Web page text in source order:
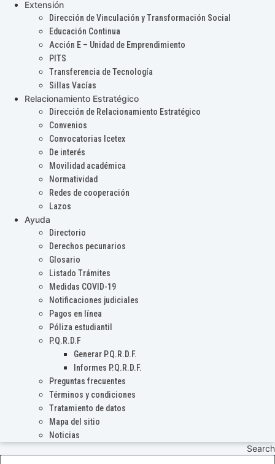
Extensión
Dirección de Vinculación y Transformación Social
Educación Continua
Acción E – Unidad de Emprendimiento
PITS
Transferencia de Tecnología
Sillas Vacías
Relacionamiento Estratégico
Dirección de Relacionamiento Estratégico
Convenios
Convocatorias Icetex
De interés
Movilidad académica
Normatividad
Redes de cooperación
Lazos
Ayuda
Directorio
Derechos pecunarios
Glosario
Listado Trámites
Medidas COVID-19
Notificaciones judiciales
Pagos en línea
Póliza estudiantil
P.Q.R.D.F
Generar P.Q.R.D.F.
Informes P.Q.R.D.F.
Preguntas frecuentes
Términos y condiciones
Tratamiento de datos
Mapa del sitio
Noticias
Search